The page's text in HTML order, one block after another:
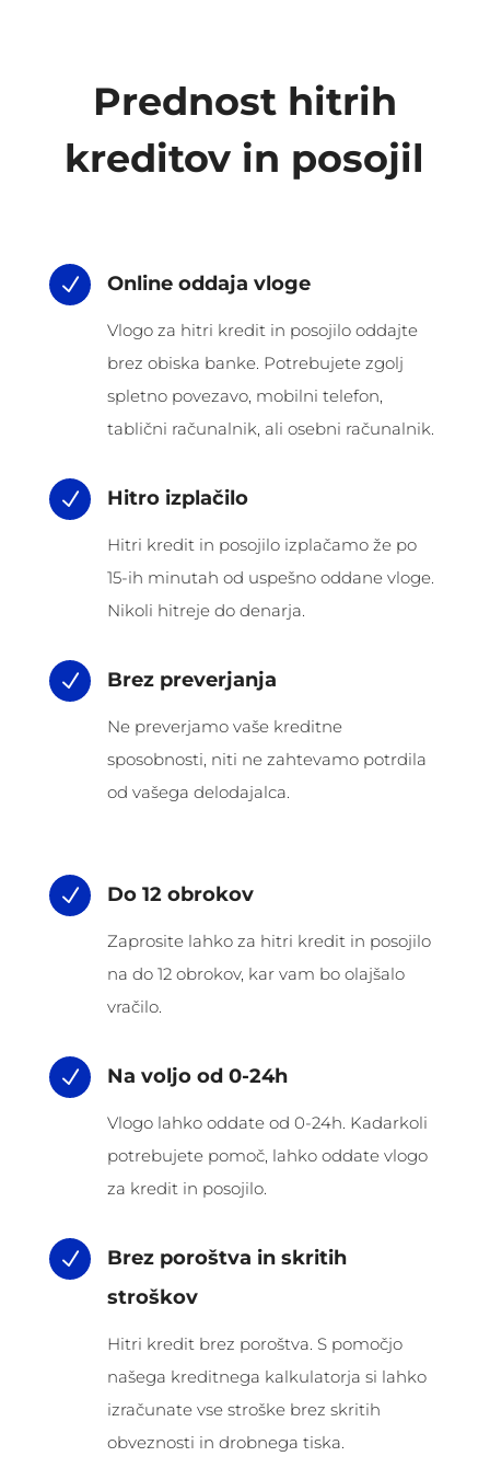
Prednost hitrih
kreditov in posojil
N Online oddaja vloge
Vlogo za hitri kredit in posojilo oddajte
brez obiska banke. Potrebujete zgolj
spletno povezavo, mobilni telefon,
tablični računalnik, ali osebni računalnik.
N Hitro izplačilo
Hitri kredit in posojilo izplačamo že po
15-ih minutah od uspešno oddane vloge.
Nikoli hitreje do denarja.
N Brez preverjanja
Ne preverjamo vaše kreditne
sposobnosti, niti ne zahtevamo potrdila
od vašega delodajalca.
N Do 12 obrokov
Zaprosite lahko za hitri kredit in posojilo
na do 12 obrokov, kar vam bo olajšalo
vračilo.
N Na voljo od 0-24h
Vlogo lahko oddate od 0-24h. Kadarkoli
potrebujete pomoč, lahko oddate vlogo
za kredit in posojilo.
N
Brez poroštva in skritih
stroškov
Hitri kredit brez poroštva. S pomočjo
našega kreditnega kalkulatorja si lahko
izračunate vse stroške brez skritih
obveznosti in drobnega tiska.